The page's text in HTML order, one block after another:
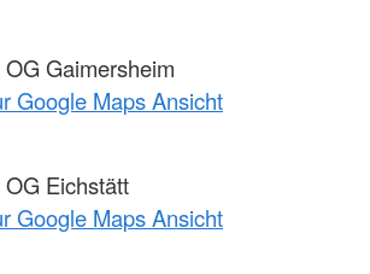
Gaimersheim
Google Maps Ansicht
Eichstätt
Google Maps Ansicht